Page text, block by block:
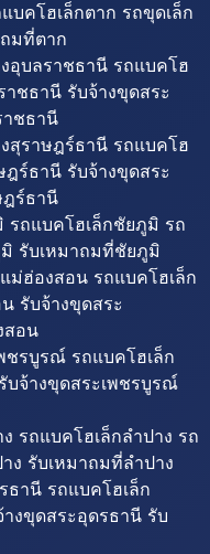
บคโฮเล็กตาก รถขุดเล็ก
มที่ตาก
อุบลราชธานี รถแบคโฮ
ชธานี รับจ้างขุดสระ
ชธานี
สุราษฎร์ธานี รถแบคโฮ
ร์ธานี รับจ้างขุดสระ
ร์ธานี
รถแบคโฮเล็กชัยภูมิ รถ
รับเหมาถมที่ชัยภูมิ
ม่ฮ่องสอน รถแบคโฮเล็ก
รับจ้างขุดสระ
สอน
ชรบูรณ์ รถแบคโฮเล็ก
บจ้างขุดสระเพชรบูรณ์
รถแบคโฮเล็กลำปาง รถ
ง รับเหมาถมที่ลำปาง
ธานี รถแบคโฮเล็ก
งขุดสระอุดรธานี รับ